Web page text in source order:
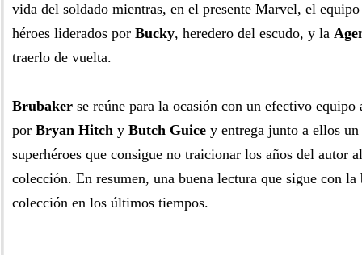
vida del soldado mientras, en el presente Marvel, el
héroes liderados por Bucky, heredero del escudo, y la
traerlo de vuelta.
Brubaker se reúne para la ocasión con un efectivo
por Bryan Hitch y Butch Guice y entrega junto a ellos
superhéroes que consigue no traicionar los años del autor
colección. En resumen, una buena lectura que sigue con la
colección en los últimos tiempos.